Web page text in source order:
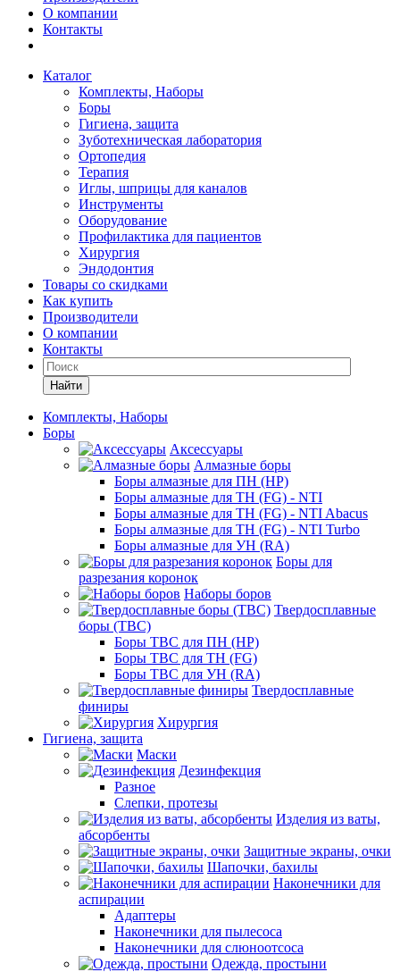
О компании
Контакты
Каталог
Комплекты, Наборы
Боры
Гигиена, защита
Зуботехническая лаборатория
Ортопедия
Терапия
Иглы, шприцы для каналов
Инструменты
Оборудование
Профилактика для пациентов
Хирургия
Эндодонтия
Товары со скидками
Как купить
Производители
О компании
Контакты
Найти
Комплекты, Наборы
Боры
Аксессуары
Алмазные боры
Боры алмазные для ПН (HP)
Боры алмазные для ТН (FG) - NTI
Боры алмазные для ТН (FG) - NTI Abacus
Боры алмазные для ТН (FG) - NTI Turbo
Боры алмазные для УН (RA)
Боры для
разрезания коронок
Наборы боров
Твердосплавные
боры (ТВС)
Боры ТВС для ПН (HP)
Боры ТВС для ТН (FG)
Боры ТВС для УН (RA)
Твердосплавные
финиры
Хирургия
Гигиена, защита
Маски
Дезинфекция
Разное
Слепки, протезы
Изделия из ваты,
абсорбенты
Защитные экраны, очки
Шапочки, бахилы
Наконечники для
аспирации
Адаптеры
Наконечники для пылесоса
Наконечники для слюноотсоса
Одежда, простыни